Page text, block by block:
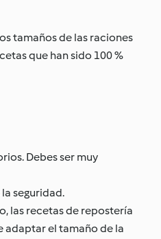
tamaños de las raciones
que han sido 100 %
Debes ser muy
seguridad.
las recetas de repostería
adaptar el tamaño de la